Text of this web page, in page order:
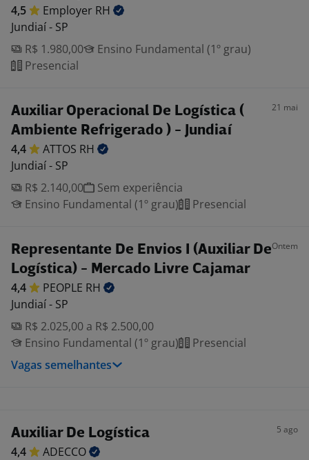
4,5 Employer RH
Jundiaí - SP
R$ 1.980,00
Ensino Fundamental (1º grau)
Presencial
Auxiliar Operacional De Logística (
Ambiente Refrigerado ) - Jundiaí
21 mai
4,4 ATTOS RH
Jundiaí - SP
R$ 2.140,00
Sem experiência
Ensino Fundamental (1º grau)
Presencial
Representante De Envios I (Auxiliar De
Logística) - Mercado Livre Cajamar
Ontem
4,4 PEOPLE RH
Jundiaí - SP
R$ 2.025,00 a R$ 2.500,00
Ensino Fundamental (1º grau)
Presencial
Vagas semelhantes
Auxiliar De Logística 5 ago
4,4
ADECCO